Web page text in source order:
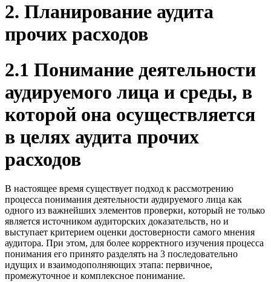
2. Планирование аудита
прочих расходов
2.1 Понимание деятельности
аудируемого лица и среды, в
которой она осуществляется
в целях аудита прочих
расходов
В настоящее время существует подход к рассмотрению
процесса понимания деятельности аудируемого лица как
одного из важнейших элементов проверки, который не только
является источником аудиторских доказательств, но и
выступает критерием оценки достоверности самого мнения
аудитора. При этом, для более корректного изучения процесса
понимания его принято разделять на 3 последовательно
идущих и взаимодополняющих этапа: первичное,
промежуточное и комплексное понимание.